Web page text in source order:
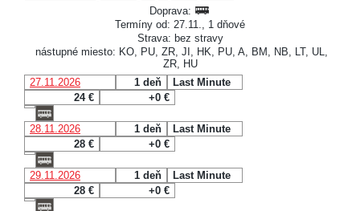
Doprava:
Termíny od: 27.11., 1 dňové
Strava: bez stravy
nástupné miesto: KO, PU, ZR, JI, HK, PU, A, BM, NB, LT, UL,
ZR, HU
27.11.2026
1 deň
Last Minute
24 €
+0 €
28.11.2026 1 deň
Last Minute
28 €
+0 €
29.11.2026 1 deň
Last Minute
28 €
+0 €